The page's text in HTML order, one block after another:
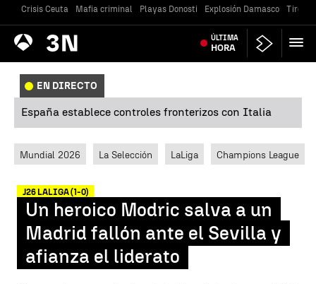
Crisis Ceuta Mafia criminal Playas Donosti Explosión Damasco Tiroteo
Antena
3 Noticias ÚLTIMA
HORA
EN DIRECTO
España establece controles fronterizos con Italia
Mundial 2026 La Selección LaLiga Champions League
J26 LALIGA (1-0)
Un heroico Modric salva a un
Madrid fallón ante el Sevilla y
afianza el liderato